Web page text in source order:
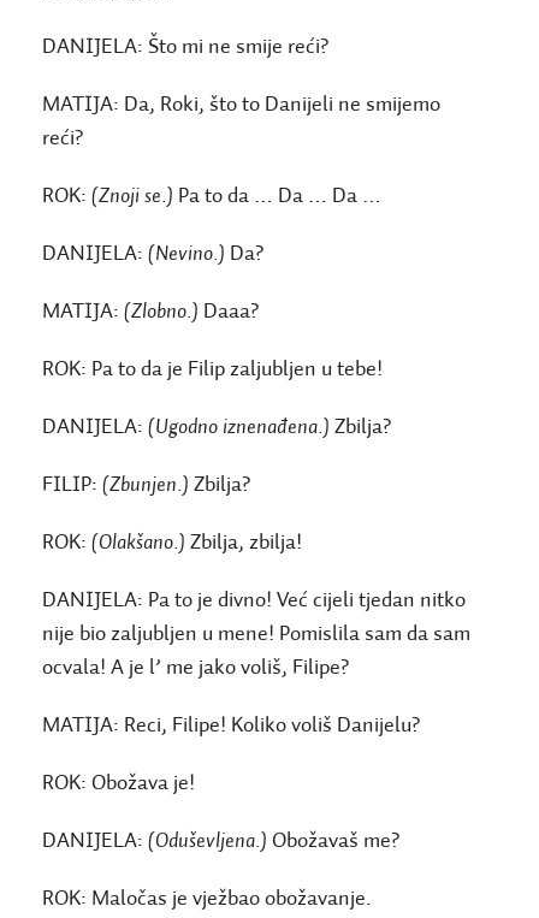
DANIJELA: Što mi ne smije reći?
MATIJA: Da, Roki, što to Danijeli ne smijemo
reći?
ROK: (Znoji se.) Pa to da … Da … Da …
DANIJELA: (Nevino.) Da?
MATIJA: (Zlobno.) Daaa?
ROK: Pa to da je Filip zaljubljen u tebe!
DANIJELA: (Ugodno iznenađena.)Zbilja?
FILIP: (Zbunjen.) Zbilja?
ROK: (Olakšano.) Zbilja, zbilja!
DANIJELA: Pa to je divno! Već cijeli tjedan nitko
nije bio zaljubljen u mene! Pomislila sam da sam
ocvala! A je l’ me jako voliš, Filipe?
MATIJA: Reci, Filipe! Koliko voliš Danijelu?
ROK: Obožava je!
DANIJELA: (Oduševljena.) Obožavaš me?
ROK: Maločas je vježbao obožavanje.